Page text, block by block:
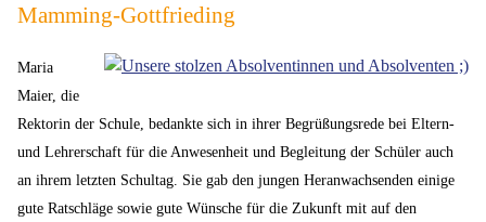
Mamming-Gottfrieding
Maria
Maier, die
Rektorin der Schule, bedankte sich in ihrer Begrüßungsrede bei Eltern-
und Lehrerschaft für die Anwesenheit und Begleitung der Schüler auch
an ihrem letzten Schultag. Sie gab den jungen Heranwachsenden einige
gute Ratschläge sowie gute Wünsche für die Zukunft mit auf den